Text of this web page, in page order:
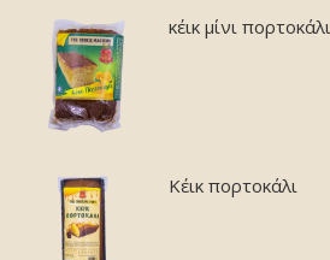
κέικ μίνι πορτοκάλι
Κέικ πορτοκάλι